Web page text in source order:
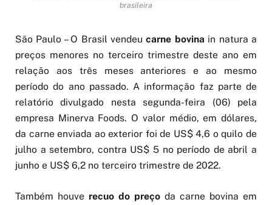
brasileira
São Paulo – O Brasil vendeucarne bovina in natura a
preços menores no terceiro trimestre deste ano em
relação aos três meses anteriores e ao mesmo
período do ano passado. A informação faz parte de
relatório divulgado nesta segunda-feira (06) pela
empresa Minerva Foods. O valor médio, em dólares,
da carne enviada ao exterior foi de US$ 4,6 o quilo de
julho a setembro, contra US$ 5 no período de abril a
junho e US$ 6,2 no terceiro trimestre de 2022.
Também houve recuo do preço da carne bovina em